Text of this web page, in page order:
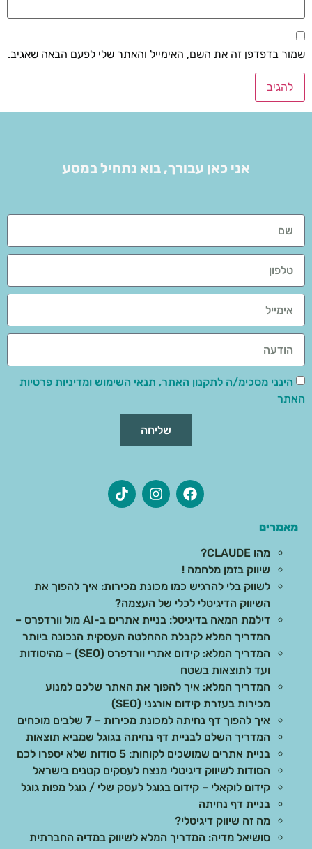
שמור בדפדפן זה את השם, האימייל והאתר שלי לפעם הבאה שאגיב.
אני כאן עבורך, בוא נתחיל במסע
הינני מסכימ/ה לתקנון האתר, תנאי השימוש ומדיניות פרטיות
האתר
שליחה
מאמרים
מהו CLAUDE?
שיווק בזמן מלחמה !
לשווק בלי להרגיש כמו מכונת מכירות: איך להפוך את
השיווק הדיגיטלי לכלי של העצמה?
דילמת המאה בדיגיטל: בניית אתרים ב-AI מול וורדפרס –
המדריך המלא לקבלת ההחלטה העסקית הנכונה ביותר
המדריך המלא: קידום אתרי וורדפרס (SEO) – מהיסודות
ועד לתוצאות בשטח
המדריך המלא: איך להפוך את האתר שלכם למנוע
מכירות בעזרת קידום אורגני (SEO)
איך להפוך דף נחיתה למכונת מכירות – 7 שלבים מוכחים
המדריך השלם לבניית דף נחיתה בגוגל שמביא תוצאות
בניית אתרים שמושכים לקוחות: 5 סודות שלא יספרו לכם
הסודות לשיווק דיגיטלי מנצח לעסקים קטנים בישראל
קידום לוקאלי – קידום בגוגל לעסק שלי / גוגל מפות גוגל
בניית דף נחיתה
מה זה שיווק דיגיטלי?
סושיאל מדיה: המדריך המלא לשיווק במדיה החברתית